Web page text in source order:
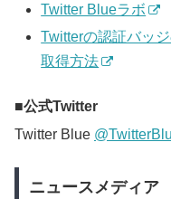
Twitter Blueラボ
Twitterの認証バッ
取得方法
公式Twitter
Twitter Blue
ニュースメディア